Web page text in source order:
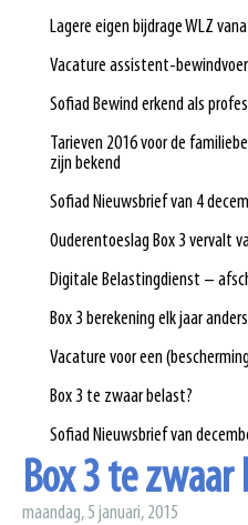
Lagere eigen bijdrage WLZ
Vacature assistent-
Sofiad Bewind erkend als
Tarieven 2016 voor de
zijn bekend
Sofiad Nieuwsbrief van 4
Ouderentoeslag Box 3 vervalt
Digitale Belastingdienst –
Box 3 berekening elk jaar anders
Vacature voor een
Box 3 te zwaar belast?
Sofiad Nieuwsbrief van
Box 3 te zwaar
maandag, 5 januari, 2015